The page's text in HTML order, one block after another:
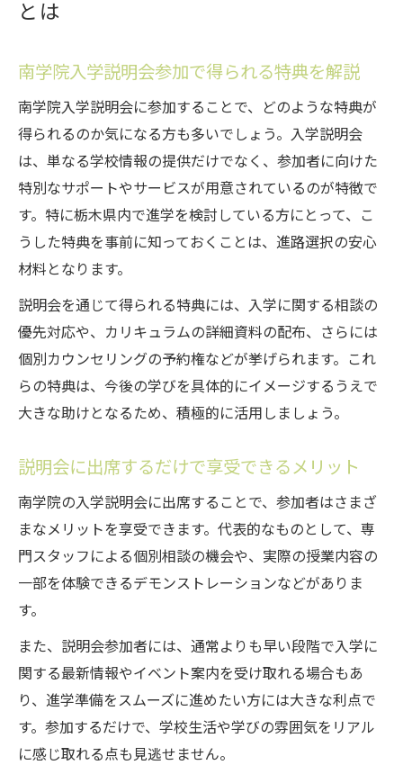
とは
南学院入学説明会参加で得られる特典を解説
南学院入学説明会に参加することで、どのような特典が
得られるのか気になる方も多いでしょう。入学説明会
は、単なる学校情報の提供だけでなく、参加者に向けた
特別なサポートやサービスが用意されているのが特徴で
す。特に栃木県内で進学を検討している方にとって、こ
うした特典を事前に知っておくことは、進路選択の安心
材料となります。
説明会を通じて得られる特典には、入学に関する相談の
優先対応や、カリキュラムの詳細資料の配布、さらには
個別カウンセリングの予約権などが挙げられます。これ
らの特典は、今後の学びを具体的にイメージするうえで
大きな助けとなるため、積極的に活用しましょう。
説明会に出席するだけで享受できるメリット
南学院の入学説明会に出席することで、参加者はさまざ
まなメリットを享受できます。代表的なものとして、専
門スタッフによる個別相談の機会や、実際の授業内容の
一部を体験できるデモンストレーションなどがありま
す。
また、説明会参加者には、通常よりも早い段階で入学に
関する最新情報やイベント案内を受け取れる場合もあ
り、進学準備をスムーズに進めたい方には大きな利点で
す。参加するだけで、学校生活や学びの雰囲気をリアル
に感じ取れる点も見逃せません。